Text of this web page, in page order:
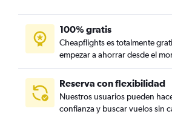
100% gratis
Cheapflights es totalmente
empezar a ahorrar desde el
Reserva con flexibilidad
Nuestros usuarios pueden
confianza y buscar vuelos sin